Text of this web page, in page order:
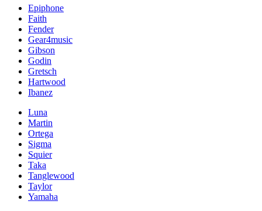
Epiphone
Faith
Fender
Gear4music
Gibson
Godin
Gretsch
Hartwood
Ibanez
Luna
Martin
Ortega
Sigma
Squier
Taka
Tanglewood
Taylor
Yamaha